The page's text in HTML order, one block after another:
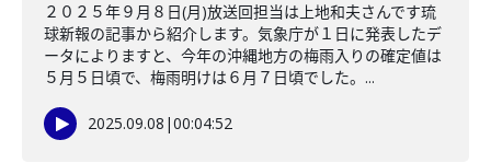
２０２５年９月８日(月)放送回担当は上地和夫さんです琉
球新報の記事から紹介します。気象庁が１日に発表したデ
ータによりますと、今年の沖縄地方の梅雨入りの確定値は
５月５日頃で、梅雨明けは６月７日頃でした。...
2025.09.08 |00:04:52